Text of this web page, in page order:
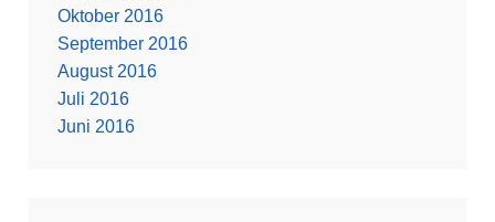
Oktober 2016
September 2016
August 2016
Juli 2016
Juni 2016